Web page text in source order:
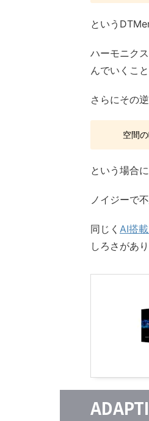
という
ハーモニク
んでいくこ
さらにその
空間
という場合
ノイジーで
同じく AI搭
しろさがあ